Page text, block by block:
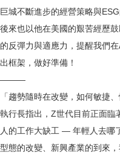
巨城不斷進步的經營策略與ESG
後來也以他在美國的艱苦經歷
的反彈力與適應力，提醒我們
出框架，做好準備！
———
「趨勢隨時在改變，如何敏捷、
執行長指出，Z世代目前正面臨
人的工作大缺工 — 年輕人去哪
型態的改變、新興產業的到來